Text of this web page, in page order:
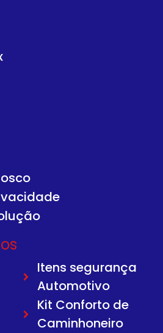
Itens segurança
Automotivo
Kit Conforto de
Caminhoneiro